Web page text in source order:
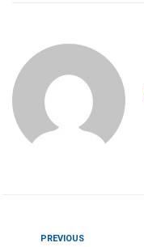
PREVIOUS